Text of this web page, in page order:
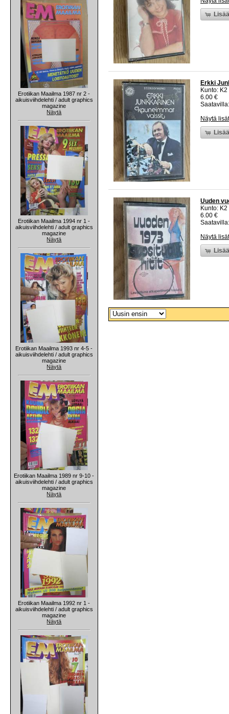
Erotiikan Maailma 1987 nr 2 -
aikuisviihdelehti / adult graphics
magazine
Näytä
Erotiikan Maailma 1994 nr 1 -
aikuisviihdelehti / adult graphics
magazine
Näytä
Erotiikan Maailma 1993 nr 4-5 -
aikuisviihdelehti / adult graphics
magazine
Näytä
Erotiikan Maailma 1989 nr 9-10 -
aikuisviihdelehti / adult graphics
magazine
Näytä
Erotiikan Maailma 1992 nr 1 -
aikuisviihdelehti / adult graphics
magazine
Näytä
Erkki
Kunto:
6.00 €
Näytä
Uuden
Kunto:
6.00 €
Näytä